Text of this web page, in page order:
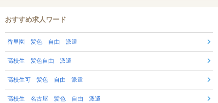
おすすめ求人ワード
香里園 髪色 自由 派遣
高校生 髪色自由 派遣
高校生可 髪色 自由 派遣
高校生 名古屋 髪色 自由 派遣